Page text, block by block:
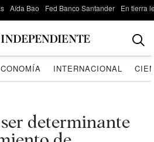
Aída Bao Fed Banco Santander En tierra
INTERNACIONAL
determinante